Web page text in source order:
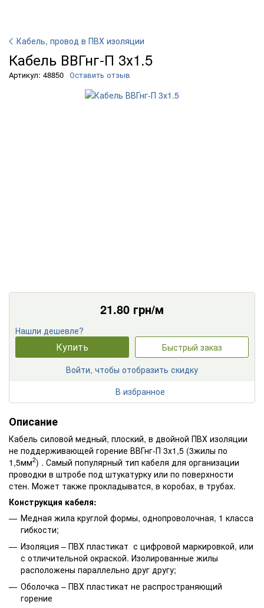
Кабель, провод в ПВХ изоляции
Кабель ВВГнг-П 3х1.5
Артикул: 48850 Оставить отзыв
21.80 грн/м
Нашли дешевле?
Купить
Быстрый заказ
Войти, чтобы отобразить скидку
В избранное
Описание
Кабель силовой медный, плоский, в двойной ПВХ изоляции
не поддерживающей горение ВВГнг-П 3х1,5 (3жилы по
1,5мм2) . Самый популярный тип кабеля для организации
проводки в штробе под штукатурку или по поверхности
стен. Может также прокладыватся, в коробах, в трубах.
Конструкция кабеля:
Медная жила круглой формы, однопроволочная, 1 класса
гибкости;
Изоляция – ПВХ пластикат с цифровой маркировкой, или
с отличительной окраской. Изолированные жилы
расположены параллельно друг другу;
Оболочка – ПВХ пластикат не распространяющий
горение